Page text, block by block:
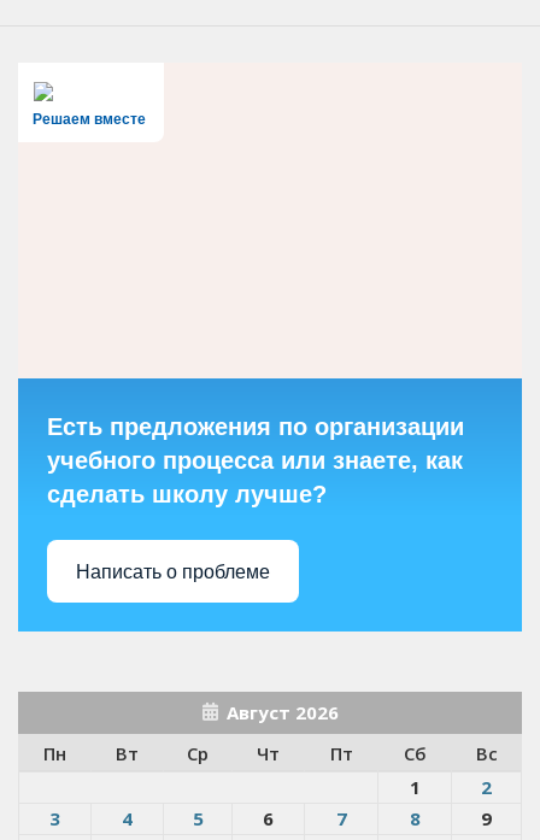
Решаем вместе
Есть предложения по организации
учебного процесса или знаете, как
сделать школу лучше?
Написать о проблеме
Август 2026
Пн
Вт Ср Чт Пт Сб
Вс
1
2
3
4 5 6 7 8
9